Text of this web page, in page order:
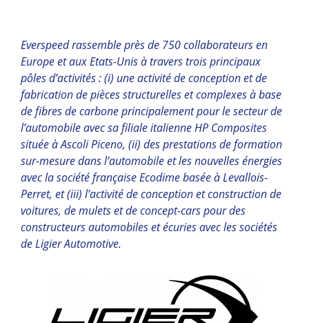
Everspeed rassemble près de 750 collaborateurs en
Europe et aux Etats-Unis à travers trois principaux
pôles d’activités : (i) une activité de conception et de
fabrication de pièces structurelles et complexes à base
de fibres de carbone principalement pour le secteur de
l’automobile avec sa filiale italienne HP Composites
située à Ascoli Piceno, (ii) des prestations de formation
sur-mesure dans l’automobile et les nouvelles énergies
avec la société française Ecodime basée à Levallois-
Perret, et (iii) l’activité de conception et construction de
voitures, de mulets et de concept-cars pour des
constructeurs automobiles et écuries avec les sociétés
de Ligier Automotive.